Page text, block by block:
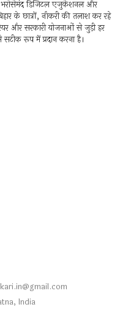
डिजिटल एजुकेशनल और
के छात्रों, नौकरी की तलाश कर रहे
और सरकारी योजनाओं से जुड़ी हर
रूप में प्रदान करना है।
India